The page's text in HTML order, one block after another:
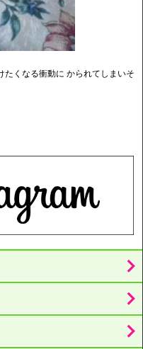
たくなる衝動に かられてしまいそ